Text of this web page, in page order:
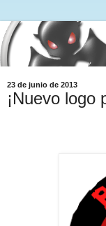
23 de junio de 2013
¡Nuevo logo